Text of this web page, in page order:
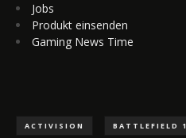
Jobs
Produkt einsenden
Gaming News Time
ACTIVISION BATTLEFIELD 1